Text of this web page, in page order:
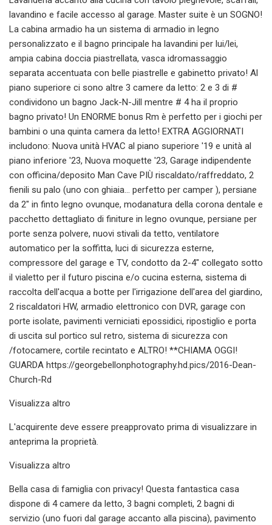
lavandino e facile accesso al garage. Master suite è un SOGNO!
La cabina armadio ha un sistema di armadio in legno
personalizzato e il bagno principale ha lavandini per lui/lei,
ampia cabina doccia piastrellata, vasca idromassaggio
separata accentuata con belle piastrelle e gabinetto privato! Al
piano superiore ci sono altre 3 camere da letto: 2 e 3 di #
condividono un bagno Jack-N-Jill mentre # 4 ha il proprio
bagno privato! Un ENORME bonus Rm è perfetto per i giochi per
bambini o una quinta camera da letto! EXTRA AGGIORNATI
includono: Nuova unità HVAC al piano superiore '19 e unità al
piano inferiore '23, Nuova moquette '23, Garage indipendente
con officina/deposito Man Cave PIÙ riscaldato/raffreddato, 2
fienili su palo (uno con ghiaia... perfetto per camper ), persiane
da 2" in finto legno ovunque, modanatura della corona dentale e
pacchetto dettagliato di finiture in legno ovunque, persiane per
porte senza polvere, nuovi stivali da tetto, ventilatore
automatico per la soffitta, luci di sicurezza esterne,
compressore del garage e TV, condotto da 2-4" collegato sotto
il vialetto per il futuro piscina e/o cucina esterna, sistema di
raccolta dell'acqua a botte per l'irrigazione dell'area del giardino,
2 riscaldatori HW, armadio elettronico con DVR, garage con
porte isolate, pavimenti verniciati epossidici, ripostiglio e porta
di uscita sul portico sul retro, sistema di sicurezza con
/fotocamere, cortile recintato e ALTRO! **CHIAMA OGGI!
GUARDA https://georgebellonphotography.hd.pics/2016-Dean-
Church-Rd
Visualizza altro
L'acquirente deve essere preapprovato prima di visualizzare in
anteprima la proprietà.
Visualizza altro
Bella casa di famiglia con privacy! Questa fantastica casa
dispone di 4 camere da letto, 3 bagni completi, 2 bagni di
servizio (uno fuori dal garage accanto alla piscina), pavimento